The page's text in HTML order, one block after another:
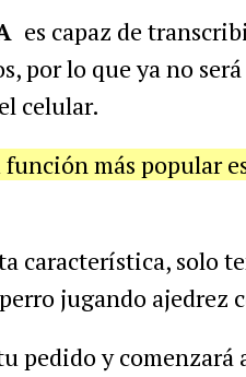
es capaz de
por lo que ya no
celular.
más popular
característica, solo
jugando ajedrez
pedido y